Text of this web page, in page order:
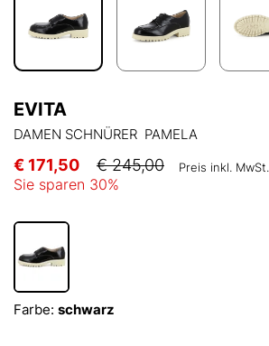
EVITA
DAMEN SCHNÜRER PAMELA
€ 171,50 € 245,00 Preis inkl. MwSt.
Sie sparen 30%
Farbe: schwarz